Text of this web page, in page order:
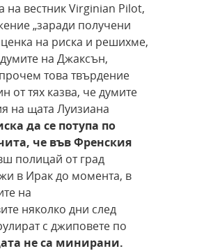
на вестник Virginian Pilot,
„заради получени
на риска и решихме,
на Джаксън,
това твърдение
от тях казва, че думите
на щата Луизиана
да се потупа по
че във Френския
полицай от град
в Ирак до момента, в
на
няколко дни след
с джиповете по
не са минирани.